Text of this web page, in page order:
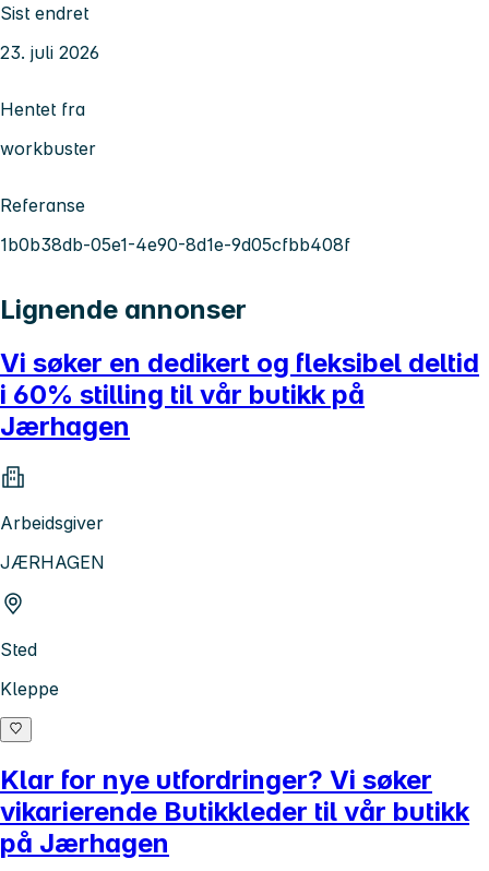
Sist endret
23. juli 2026
Hentet fra
workbuster
Referanse
1b0b38db-05e1-4e90-8d1e-9d05cfbb408f
Lignende annonser
Vi søker en dedikert og fleksibel deltid
i 60% stilling til vår butikk på
Jærhagen
Arbeidsgiver
JÆRHAGEN
Sted
Kleppe
Klar for nye utfordringer? Vi søker
vikarierende Butikkleder til vår butikk
på Jærhagen